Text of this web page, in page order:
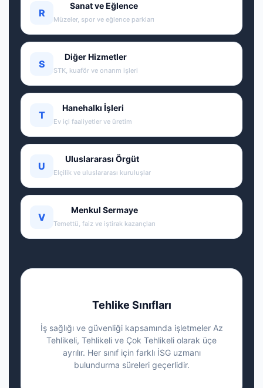
R
Sanat ve Eğlence
Müzeler, spor ve eğlence parkları
S
Diğer Hizmetler
STK, kuaför ve onarım işleri
T
Hanehalkı İşleri
Ev içi faaliyetler ve üretim
U
Uluslararası Örgüt
Elçilik ve uluslararası kuruluşlar
V
Menkul Sermaye
Temettü, faiz ve iştirak kazançları
Tehlike Sınıfları
İş sağlığı ve güvenliği kapsamında işletmeler Az
Tehlikeli, Tehlikeli ve Çok Tehlikeli olarak üçe
ayrılır. Her sınıf için farklı İSG uzmanı
bulundurma süreleri geçerlidir.